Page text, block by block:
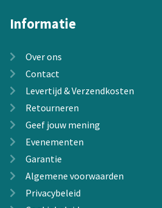
Informatie
Over ons
Contact
Levertijd & Verzendkosten
Retourneren
Geef jouw mening
Evenementen
Garantie
Algemene voorwaarden
Privacybeleid